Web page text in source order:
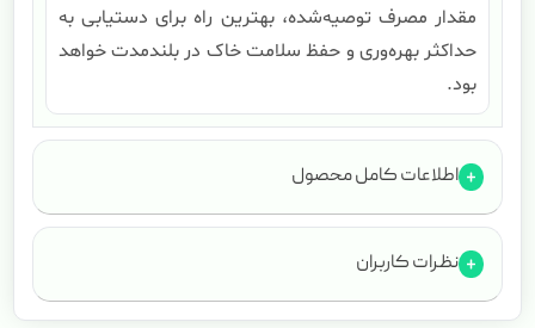
مقدار مصرف توصیه‌شده، بهترین راه برای دستیابی به
حداکثر بهره‌وری و حفظ سلامت خاک در بلندمدت خواهد
بود.
اطلاعات کامل محصول
نظرات کاربران